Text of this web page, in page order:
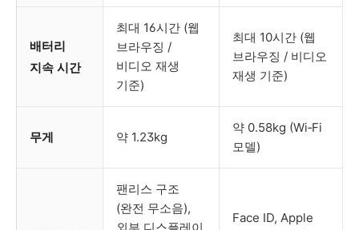
배터리
지속 시간
최대 16시간 (웹
브라우징 /
비디오 재생
기준)
최대 10시간 (웹
브라우징 / 비디오
재생 기준)
무게 약 1.23kg
약 0.58kg (Wi‑Fi
모델)
팬리스 구조
(완전 무소음),
Face ID, Apple